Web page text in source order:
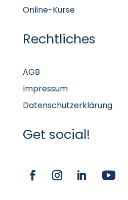
Online-Kurse
Rechtliches
AGB
Impressum
Datenschutzerklärung
Get social!